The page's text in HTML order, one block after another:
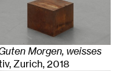
Morgen, weisses
,Zurich, 2018